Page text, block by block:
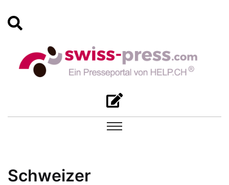
Schweizer